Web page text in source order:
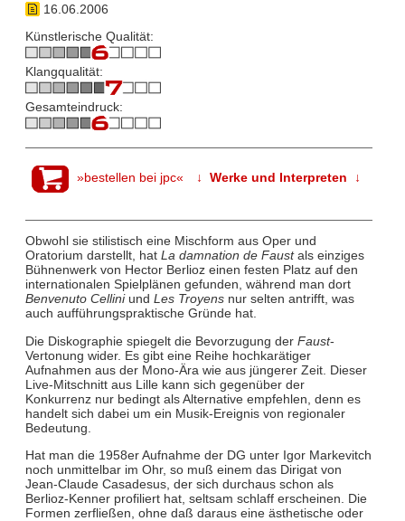
16.06.2006
Künstlerische Qualität:
Klangqualität:
Gesamteindruck:
»bestellen bei jpc« ↓ Werke und Interpreten ↓
Obwohl sie stilistisch eine Mischform aus Oper und
Oratorium darstellt, hat La damnation de Faustals einziges
Bühnenwerk von Hector Berlioz einen festen Platz auf den
internationalen Spielplänen gefunden, während man dort
Benvenuto Celliniund Les Troyensnur selten antrifft, was
auch aufführungspraktische Gründe hat.
Die Diskographie spiegelt die Bevorzugung der Faust-
Vertonung wider. Es gibt eine Reihe hochkarätiger
Aufnahmen aus der Mono-Ära wie aus jüngerer Zeit. Dieser
Live-Mitschnitt aus Lille kann sich gegenüber der
Konkurrenz nur bedingt als Alternative empfehlen, denn es
handelt sich dabei um ein Musik-Ereignis von regionaler
Bedeutung.
Hat man die 1958er Aufnahme der DG unter Igor Markevitch
noch unmittelbar im Ohr, so muß einem das Dirigat von
Jean-Claude Casadesus, der sich durchaus schon als
Berlioz-Kenner profiliert hat, seltsam schlaff erscheinen. Die
Formen zerfließen, ohne daß daraus eine ästhetische oder